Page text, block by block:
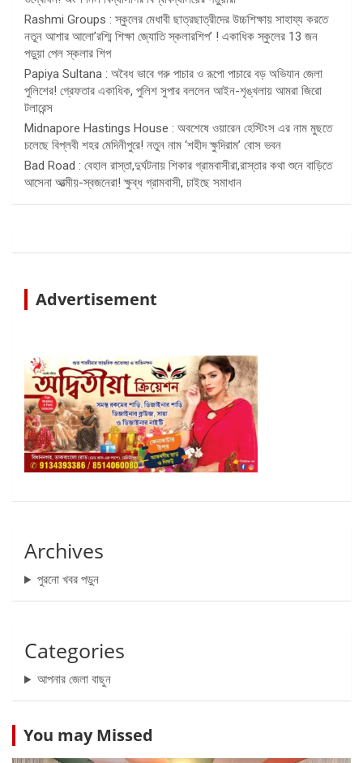
Rashmi Groups : স্কুলের মেধাবী ছাত্রছাত্রীদের উচ্চশিক্ষায় সাহায্য করতে
নতুন আশার আলো’রশ্মি শিক্ষা জ্যোতি স্কলারশিপ’ ! একাধিক স্কুলের 13 জন
পড়ুয়া পেল স্কলার শিপ
Papiya Sultana : অবৈধ ভাবে গরু পাচার ও রূপো পাচারে বড় অভিযান জেলা
পুলিশের! গ্রেফতার একাধিক, পুলিশ সুপার বললেন আইন-শৃঙ্খলায় আমরা জিরো
টলারেন্স
Midnapore Hastings House : অবশেষে ওয়ারেন হেস্টিংস এর নাম মুছতে
চলেছে বিপ্লবী শহর মেদিনীপুরে! নতুন নাম ‘শহীদ ক্ষুদিরাম’ বোস ভবন
Bad Road : বেহাল রাস্তা,দুর্ঘটনায় শিকার গ্রামবাসীরা,রাস্তার কথা শুনে বাড়িতে
আসেনা আত্মীয়-স্বজনেরা! ক্ষুব্ধ গ্রামবাসী, চাইছে সমাধান
Advertisement
Archives
পুরনো খবর পড়ুন
Categories
আপনার জেলা বাছুন
You may Missed